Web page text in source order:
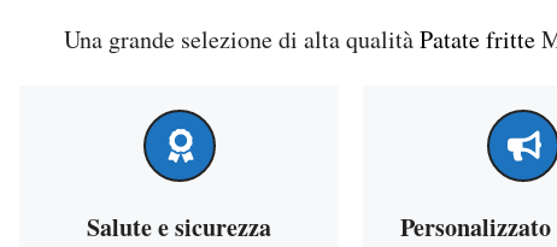
Una grande selezione di alta qualitàPatate fritte
Salute e sicurezza